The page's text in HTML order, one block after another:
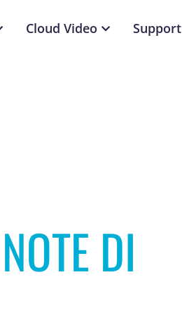
Cloud Video Support
DI